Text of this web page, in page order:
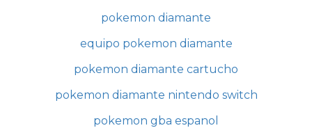
pokemon diamante
equipo pokemon diamante
pokemon diamante cartucho
pokemon diamante nintendo switch
pokemon gba espanol